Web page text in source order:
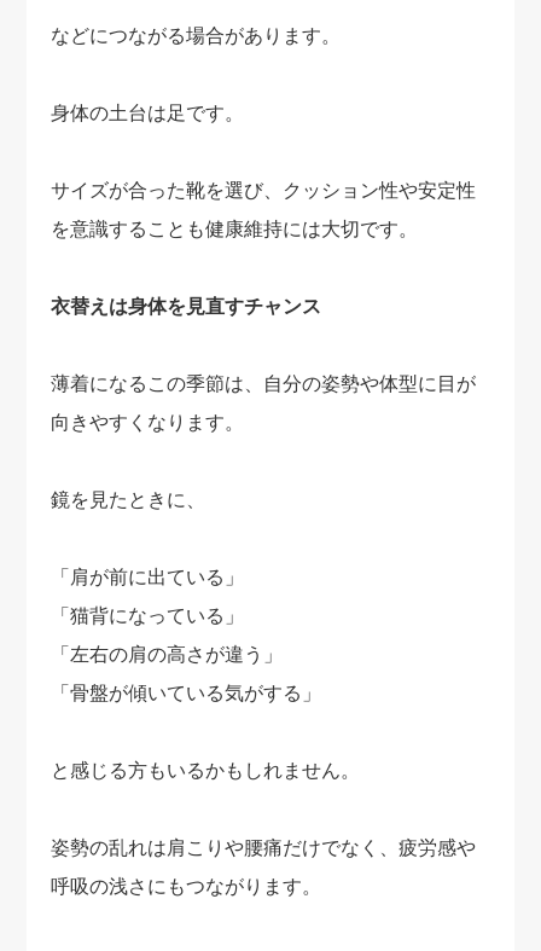
などにつながる場合があります。
身体の土台は足です。
サイズが合った靴を選び、クッション性や安定性
を意識することも健康維持には大切です。
衣替えは身体を見直すチャンス
薄着になるこの季節は、自分の姿勢や体型に目が
向きやすくなります。
鏡を見たときに、
「肩が前に出ている」
「猫背になっている」
「左右の肩の高さが違う」
「骨盤が傾いている気がする」
と感じる方もいるかもしれません。
姿勢の乱れは肩こりや腰痛だけでなく、疲労感や
呼吸の浅さにもつながります。